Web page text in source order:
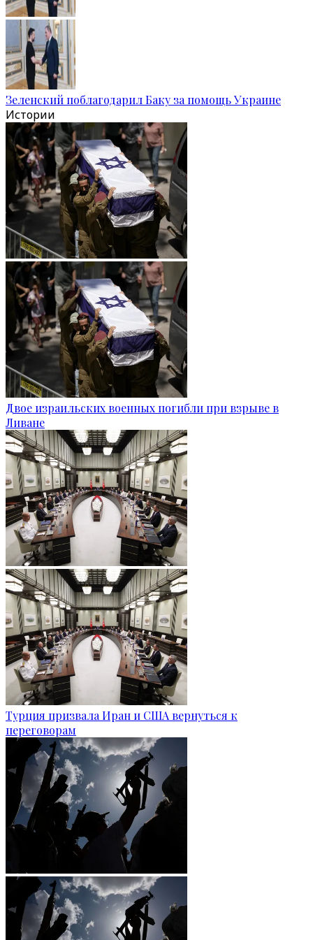
Зеленский поблагодарил Баку за помощь Украине
Истории
Двое израильских военных погибли при взрыве в
Ливане
Турция призвала Иран и США вернуться к
переговорам